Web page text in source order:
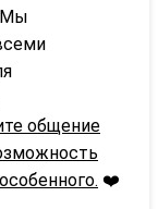
Мы
общение
❤️